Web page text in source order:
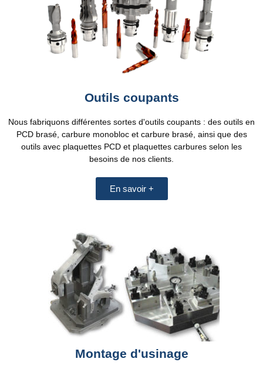
Outils coupants
Nous fabriquons différentes sortes d'outils coupants : des outils en
PCD brasé, carbure monobloc et carbure brasé, ainsi que des
outils avec plaquettes PCD et plaquettes carbures selon les
besoins de nos clients.
En savoir +
Montage d'usinage